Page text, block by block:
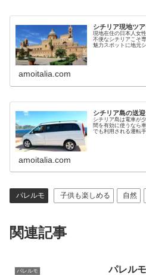
シチリア現地ツ
現地在住の日本人女
不便なシチリアこそ
魅力スポットに地元
amoitalia.com
シチリア島の送
シチリア島は電車が
間を有効に使うなら
でも利用される運転
amoitalia.com
パレルモ 子供も楽しめる 自然
関連記事
パレルモ パレル